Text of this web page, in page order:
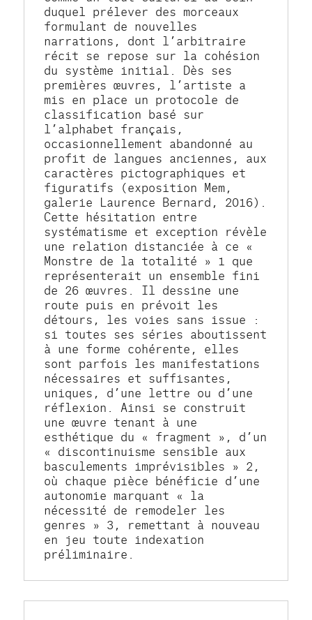
duquel prélever des morceaux
formulant de nouvelles
narrations, dont l’arbitraire
récit se repose sur la cohésion
du système initial. Dès ses
premières œuvres, l’artiste a
mis en place un protocole de
classification basé sur
l’alphabet français,
occasionnellement abandonné au
profit de langues anciennes, aux
caractères pictographiques et
figuratifs (exposition Mem,
galerie Laurence Bernard, 2016).
Cette hésitation entre
systématisme et exception révèle
une relation distanciée à ce «
Monstre de la totalité » 1 que
représenterait un ensemble fini
de 26 œuvres. Il dessine une
route puis en prévoit les
détours, les voies sans issue :
si toutes ses séries aboutissent
à une forme cohérente, elles
sont parfois les manifestations
nécessaires et suffisantes,
uniques, d’une lettre ou d’une
réflexion. Ainsi se construit
une œuvre tenant à une
esthétique du « fragment », d’un
« discontinuisme sensible aux
basculements imprévisibles » 2,
où chaque pièce bénéficie d’une
autonomie marquant « la
nécessité de remodeler les
genres » 3, remettant à nouveau
en jeu toute indexation
préliminaire.